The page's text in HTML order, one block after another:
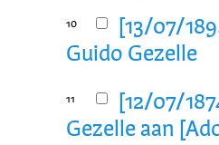
10
[13/07/
Guido Gezelle
11
[12/07/
Gezelle aan